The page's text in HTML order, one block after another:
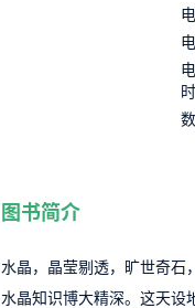
图书简介
水晶，晶莹剔透，旷世奇石
水晶知识博大精深。这天设